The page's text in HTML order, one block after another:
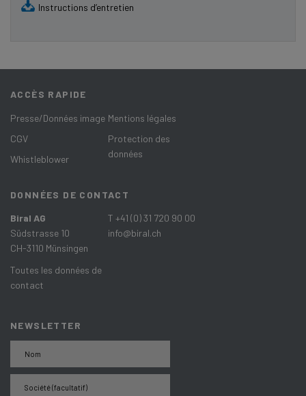
Instructions d’entretien
ACCÈS RAPIDE
Presse/Données image
CGV
Whistleblower
Mentions légales
Protection des
données
DONNÉES DE CONTACT
Biral AG
Südstrasse 10
CH-3110 Münsingen
Toutes les données de
contact
T +41 (0) 31 720 90 00
info@biral.ch
NEWSLETTER